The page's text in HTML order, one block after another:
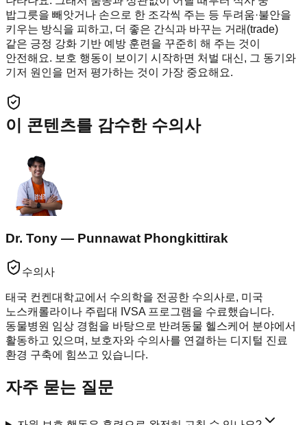
밥그릇을 빼앗거나 손으로 한 조각씩 주는 등 두려움·불안을
키우는 방식을 피하고, 더 좋은 간식과 바꾸는 거래(trade)
같은 긍정 강화 기반 예방 훈련을 꾸준히 해 주는 것이
안전해요. 보호 행동이 보이기 시작하면 처벌 대신, 그 동기와
기저 원인을 먼저 평가하는 것이 가장 중요해요.
이 콘텐츠를 감수한 수의사
Dr. Tony — Punnawat Phongkittirak
수의사
태국 컨켄대학교에서 수의학을 전공한 수의사로, 미국
노스캐롤라이나 주립대 IVSA 프로그램을 수료했습니다.
동물병원 임상 경험을 바탕으로 반려동물 헬스케어 분야에서
활동하고 있으며, 보호자와 수의사를 연결하는 디지털 진료
환경 구축에 힘쓰고 있습니다.
자주 묻는 질문